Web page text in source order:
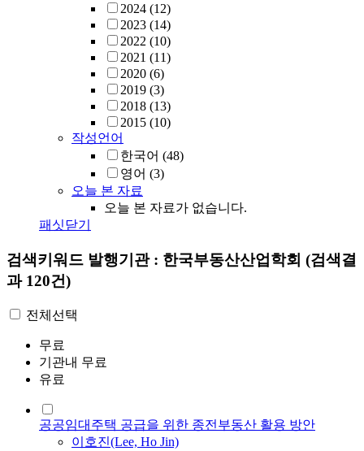
2024 (12)
2023 (14)
2022 (10)
2021 (11)
2020 (6)
2019 (3)
2018 (13)
2015 (10)
작성언어
한국어 (48)
영어 (3)
오늘 본 자료
오늘 본 자료가 없습니다.
패싯닫기
검색키워드 발행기관 : 한국부동산산업학회 (검색결
과 120건)
전체선택
무료
기관내 무료
유료
공공임대주택 공급을 위한 종전부동산 활용 방안
이호진(Lee, Ho Jin)